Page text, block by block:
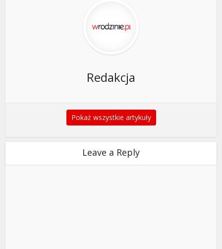
Redakcja
Pokaż wszystkie artykuły
Leave a Reply